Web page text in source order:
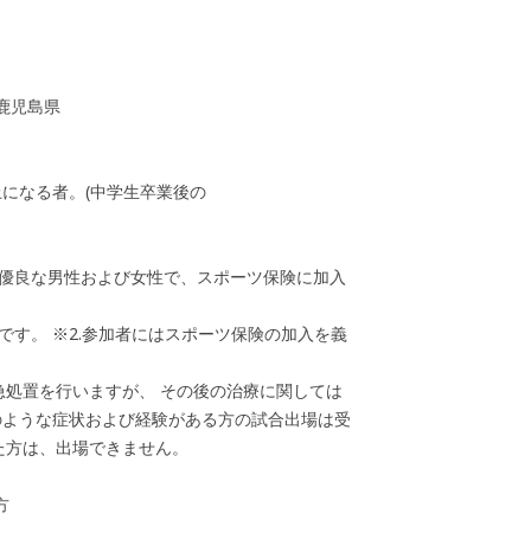
児島県
なる者。(中学生卒業後の
良な男性および女性で、スポーツ保険に加入
す。 ※2.参加者にはスポーツ保険の加入を義
置を行いますが、 その後の治療に関しては
うな症状および経験がある方の試合出場は受
は、出場できません。